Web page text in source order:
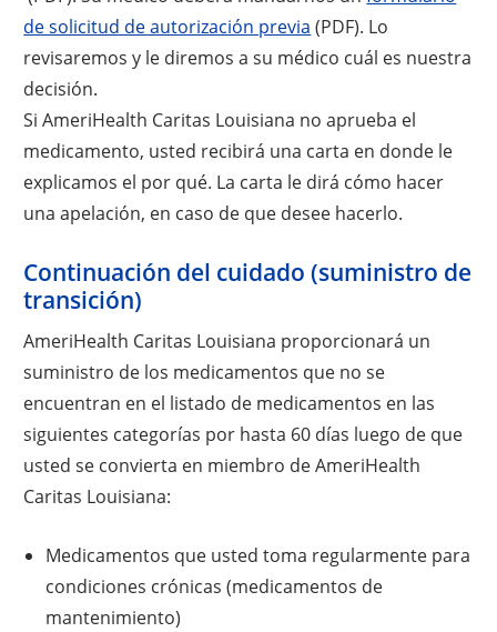
de solicitud de autorización previa (PDF). Lo
revisaremos y le diremos a su médico cuál es nuestra
decisión.
Si AmeriHealth Caritas Louisiana no aprueba el
medicamento, usted recibirá una carta en donde le
explicamos el por qué. La carta le dirá cómo hacer
una apelación, en caso de que desee hacerlo.
Continuación del cuidado (suministro de
transición)
AmeriHealth Caritas Louisiana proporcionará un
suministro de los medicamentos que no se
encuentran en el listado de medicamentos en las
siguientes categorías por hasta 60 días luego de que
usted se convierta en miembro de AmeriHealth
Caritas Louisiana:
Medicamentos que usted toma regularmente para
condiciones crónicas (medicamentos de
mantenimiento)